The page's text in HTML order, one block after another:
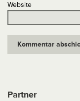
Website
Partner